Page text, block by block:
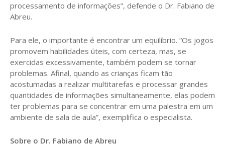
processamento de informações”, defende o Dr. Fabiano de
Abreu.
Para ele, o importante é encontrar um equilíbrio. “Os jogos
promovem habilidades úteis, com certeza, mas, se
exercidas excessivamente, também podem se tornar
problemas. Afinal, quando as crianças ficam tão
acostumadas a realizar multitarefas e processar grandes
quantidades de informações simultaneamente, elas podem
ter problemas para se concentrar em uma palestra em um
ambiente de sala de aula”, exemplifica o especialista.
Sobre o Dr. Fabiano de Abreu